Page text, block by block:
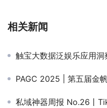
相关新闻
触宝大数据泛娱乐应用洞察|流媒体
PAGC 2025 | 第五届金帆奖入围
私域神器周报 No.26丨TikTok 冲击10亿